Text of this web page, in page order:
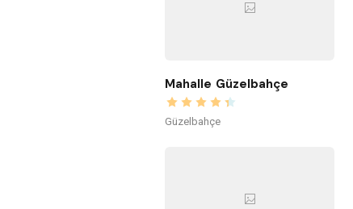
Mahalle Güzelbahçe
Güzelbahçe